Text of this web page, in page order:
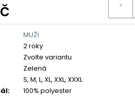
MUŽI
2 roky
Zvolte variantu
Zelená
S, M, L, XL, XXL, XXXL
:
100% polyester